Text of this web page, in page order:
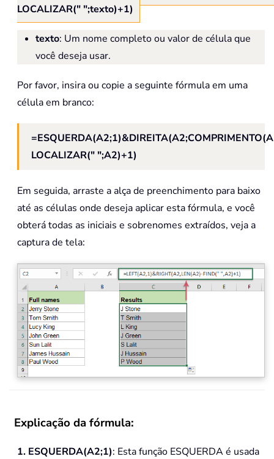
LOCALIZAR(" ";texto)+1)
texto: Um nome completo ou valor de célula que
você deseja usar.
Por favor, insira ou copie a seguinte fórmula em uma
célula em branco:
LOCALIZAR(" ";A2)+1)
Em seguida, arraste a alça de preenchimento para baixo
até as células onde deseja aplicar esta fórmula, e você
obterá todas as iniciais e sobrenomes extraídos, veja a
captura de tela:
Explicação da fórmula:
1. ESQUERDA(A2;1): Esta função ESQUERDA é usada